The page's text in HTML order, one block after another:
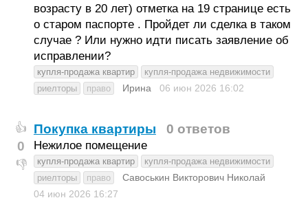
возрасту в 20 лет) отметка на 19 странице есть
о старом паспорте . Пройдет ли сделка в таком
случае ? Или нужно идти писать заявление об
исправлении?
купля-продажа квартир
купля-продажа недвижимости
риелторы
право Ирина 06 июн 2026 16:02
👍
0
👎
Покупка квартиры 0 ответов
Нежилое помещение
купля-продажа квартир
купля-продажа недвижимости
риелторы
право
Савоськин Викторович Николай
04 июн 2026 16:27